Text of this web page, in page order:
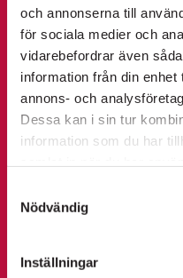
och annonserna till
för sociala medier och
vidarebefordrar även
information från din
annons- och
Dessa kan i sin tur
information som du har
Nödvändig
Inställningar
K
ö
p
b
i
j
FOLKOPERAN FOAJÉ: ANKI
fredag 11 september
19:00
PÅ SCEN KÖP